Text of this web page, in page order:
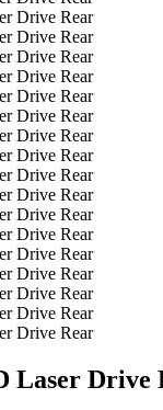
Laser Drive